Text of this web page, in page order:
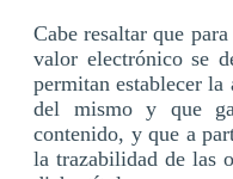
Cabe resaltar que
valor electrónico se
permitan establecer
del mismo y que
contenido, y que a
la trazabilidad de las